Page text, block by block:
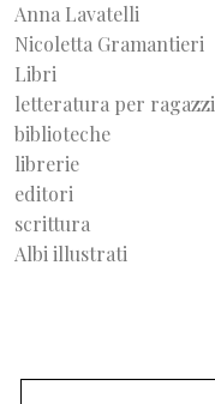
Anna Lavatelli
Nicoletta Gramantieri
Libri
letteratura per ragazzi
biblioteche
librerie
editori
scrittura
Albi illustrati